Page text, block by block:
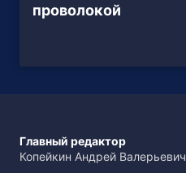
проволокой
Главный редактор
Копейкин Андрей Валерьевич